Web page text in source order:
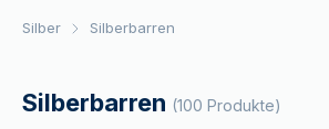
Silber Silberbarren
Silberbarren (100 Produkte)